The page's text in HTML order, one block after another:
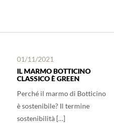
01/11/2021
IL MARMO BOTTICINO
CLASSICO È GREEN
Perché il marmo di Botticino
è sostenibile? Il termine
sostenibilità […]